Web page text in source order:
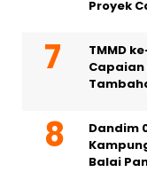
Proyek
TMMD
Capaian
Dandim
Balai